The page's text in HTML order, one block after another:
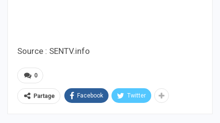
Source : SENTV.info
0
Partage Facebook Twitter